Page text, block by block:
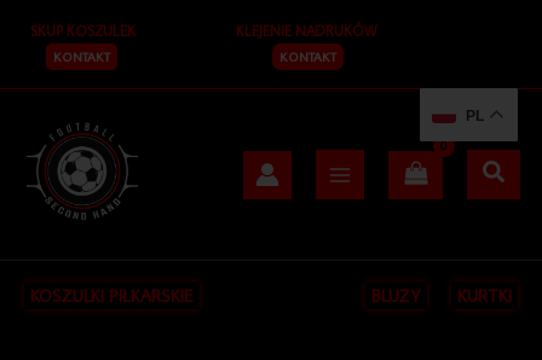
treści
SKUP KOSZULEK
KONTAKT
KLEJENIE NADRUKÓW
KONTAKT
KOSZULKI PIŁKARSKIE BLUZY KURTKI
PL